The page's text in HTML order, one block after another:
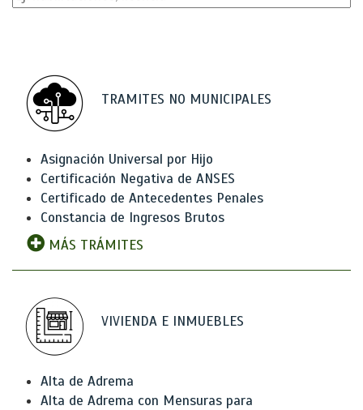
TRAMITES NO MUNICIPALES
Asignación Universal por Hijo
Certificación Negativa de ANSES
Certificado de Antecedentes Penales
Constancia de Ingresos Brutos
MÁS TRÁMITES
VIVIENDA E INMUEBLES
Alta de Adrema
Alta de Adrema con Mensuras para